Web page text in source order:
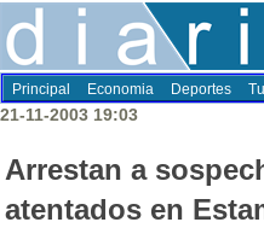
Principal Economia Deportes
21-11-2003 19:03
Arrestan a
atentados en